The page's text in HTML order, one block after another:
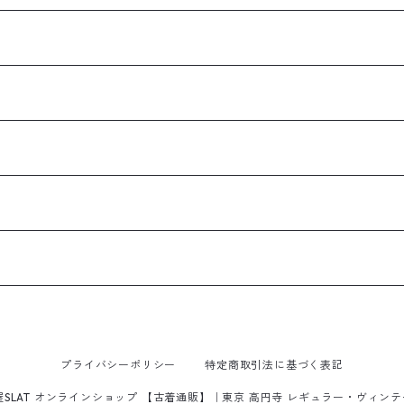
プライバシーポリシー 特定商取引法に基づく表記
オンラインショップ 【古着通販】｜東京 高円寺 レギュラー・ヴィンテ